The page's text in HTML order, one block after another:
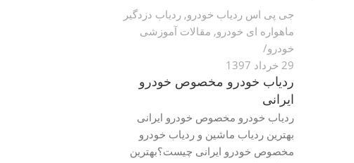
جی پی اس ردیاب خودرو, ردیاب دزدگیر
ماهواره ای خودرو, مقالات آموزشی
خودرو
29 خرداد 1397
ردیاب خودرو مخصوص خودرو
ایرانی
ردیاب خودرو مخصوص خودرو ایرانی
بهترین ردیاب ماشین و ردیاب خودرو
مخصوص خودرو ایرانی چیست؟بهترین